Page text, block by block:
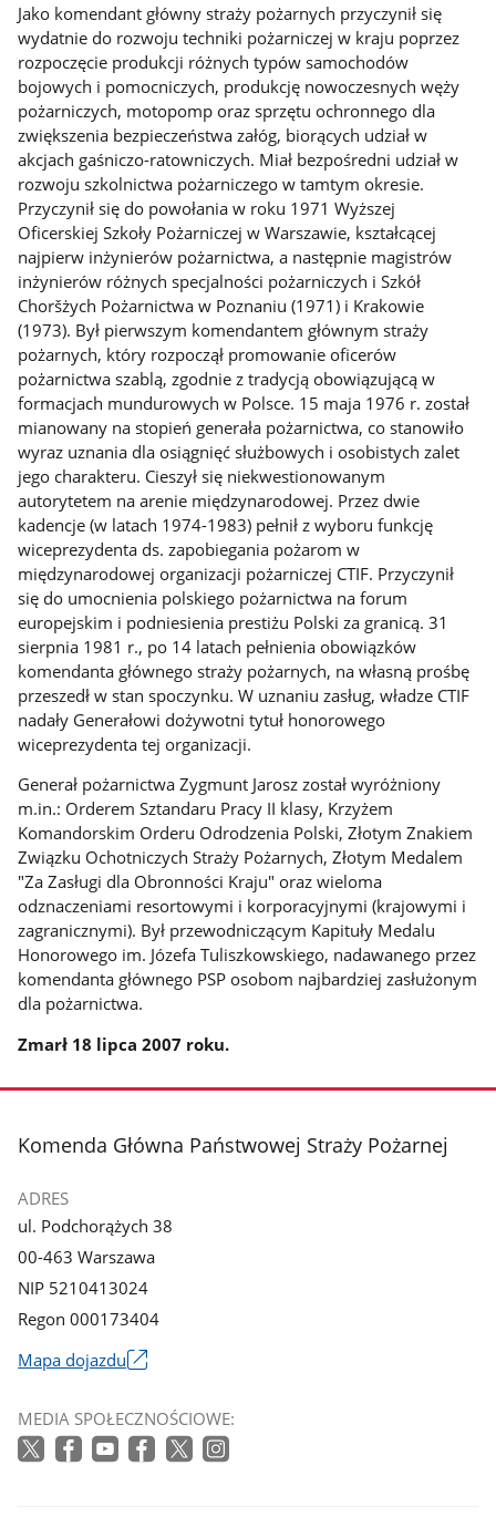
Jako komendant główny straży pożarnych przyczynił się
wydatnie do rozwoju techniki pożarniczej w kraju poprzez
rozpoczęcie produkcji różnych typów samochodów
bojowych i pomocniczych, produkcję nowoczesnych węży
pożarniczych, motopomp oraz sprzętu ochronnego dla
zwiększenia bezpieczeństwa załóg, biorących udział w
akcjach gaśniczo-ratowniczych. Miał bezpośredni udział w
rozwoju szkolnictwa pożarniczego w tamtym okresie.
Przyczynił się do powołania w roku 1971 Wyższej
Oficerskiej Szkoły Pożarniczej w Warszawie, kształcącej
najpierw inżynierów pożarnictwa, a następnie magistrów
inżynierów różnych specjalności pożarniczych i Szkół
Choršżych Pożarnictwa w Poznaniu (1971) i Krakowie
(1973). Był pierwszym komendantem głównym straży
pożarnych, który rozpoczął promowanie oficerów
pożarnictwa szablą, zgodnie z tradycją obowiązującą w
formacjach mundurowych w Polsce. 15 maja 1976 r. został
mianowany na stopień generała pożarnictwa, co stanowiło
wyraz uznania dla osiągnięć służbowych i osobistych zalet
jego charakteru. Cieszył się niekwestionowanym
autorytetem na arenie międzynarodowej. Przez dwie
kadencje (w latach 1974-1983) pełnił z wyboru funkcję
wiceprezydenta ds. zapobiegania pożarom w
międzynarodowej organizacji pożarniczej CTIF. Przyczynił
się do umocnienia polskiego pożarnictwa na forum
europejskim i podniesienia prestiżu Polski za granicą. 31
sierpnia 1981 r., po 14 latach pełnienia obowiązków
komendanta głównego straży pożarnych, na własną prośbę
przeszedł w stan spoczynku. W uznaniu zasług, władze CTIF
nadały Generałowi dożywotni tytuł honorowego
wiceprezydenta tej organizacji.
Generał pożarnictwa Zygmunt Jarosz został wyróżniony
m.in.: Orderem Sztandaru Pracy II klasy, Krzyżem
Komandorskim Orderu Odrodzenia Polski, Złotym Znakiem
Związku Ochotniczych Straży Pożarnych, Złotym Medalem
"Za Zasługi dla Obronności Kraju" oraz wieloma
odznaczeniami resortowymi i korporacyjnymi (krajowymi i
zagranicznymi). Był przewodniczącym Kapituły Medalu
Honorowego im. Józefa Tuliszkowskiego, nadawanego przez
komendanta głównego PSP osobom najbardziej zasłużonym
dla pożarnictwa.
Zmarł 18 lipca 2007 roku.
stopka
Komenda Główna Państwowej Straży Pożarnej
ADRES
ul. Podchorążych 38
00-463 Warszawa
NIP 5210413024
Regon 000173404
Mapa dojazdu
się
w
MEDIA SPOŁECZNOŚCIOWE: